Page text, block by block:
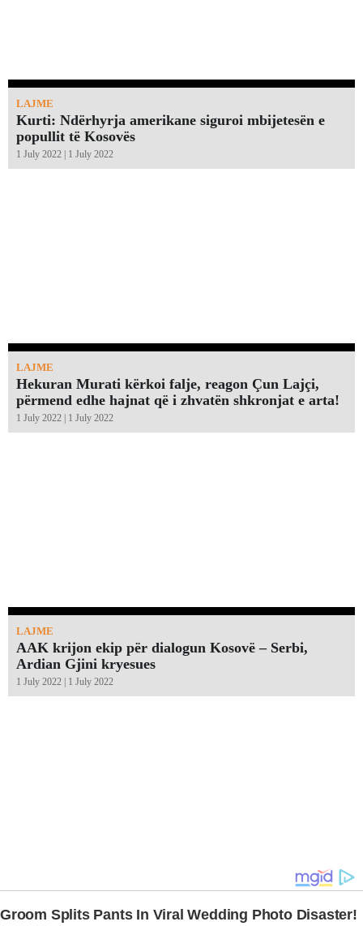
LAJME
Kurti: Ndërhyrja amerikane siguroi mbijetesën e
popullit të Kosovës
1 July 2022 | 1 July 2022
LAJME
Hekuran Murati kërkoi falje, reagon Çun Lajçi,
përmend edhe hajnat që i zhvatën shkronjat e arta!￼
1 July 2022 | 1 July 2022
LAJME
AAK krijon ekip për dialogun Kosovë – Serbi,
Ardian Gjini kryesues
1 July 2022 | 1 July 2022